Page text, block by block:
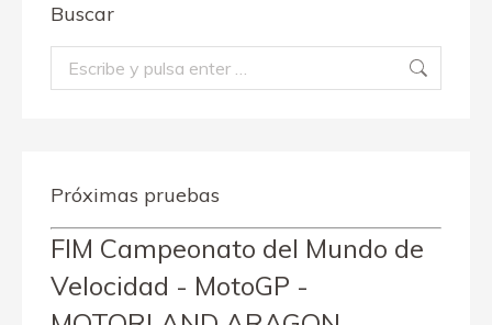
Buscar
Buscar:
Próximas pruebas
FIM Campeonato del Mundo de
Velocidad - MotoGP -